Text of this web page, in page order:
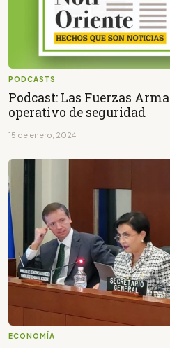
PODCASTS
Podcast: Las Fuerzas
operativo de seguridad
15 de enero, 2024
ECONOMÍA